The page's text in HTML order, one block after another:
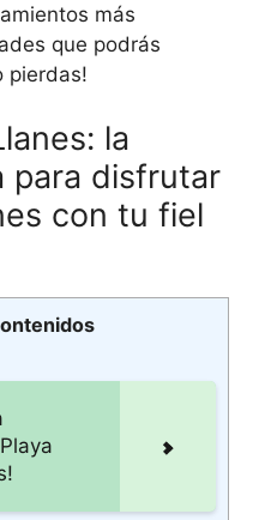
más
que podrás
pierdas!
la
para disfrutar
con tu fiel